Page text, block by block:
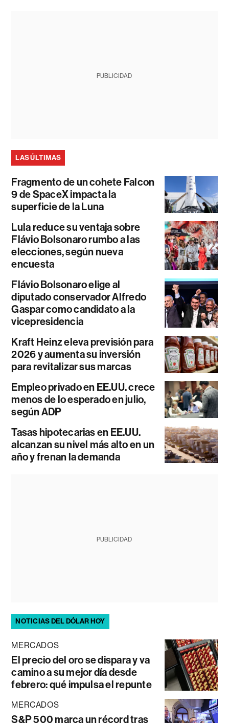
PUBLICIDAD
LAS ÚLTIMAS
Fragmento de un cohete Falcon
9 de SpaceX impacta la
superficie de la Luna
Lula reduce su ventaja sobre
Flávio Bolsonaro rumbo a las
elecciones, según nueva
encuesta
Flávio Bolsonaro elige al
diputado conservador Alfredo
Gaspar como candidato a la
vicepresidencia
Kraft Heinz eleva previsión para
2026 y aumenta su inversión
para revitalizar sus marcas
Empleo privado en EE.UU. crece
menos de lo esperado en julio,
según ADP
Tasas hipotecarias en EE.UU.
alcanzan su nivel más alto en un
año y frenan la demanda
PUBLICIDAD
NOTICIAS DEL DÓLAR HOY
MERCADOS
El precio del oro se dispara y va
camino a su mejor día desde
febrero: qué impulsa el repunte
MERCADOS
S&P 500 marca un récord tras